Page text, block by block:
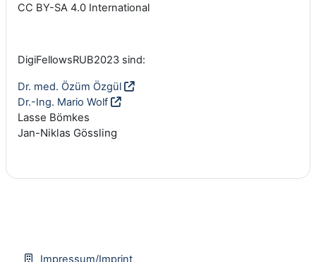
CC BY-SA 4.0 International
DigiFellowsRUB2023 sind:
Dr. med. Özüm Özgül
Dr.-Ing. Mario Wolf
Lasse Bömkes
Jan-Niklas Gössling